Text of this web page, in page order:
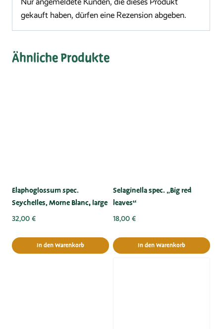
gekauft haben, dürfen eine Rezension abgeben.
Ähnliche Produkte
Elaphoglossum spec.
Seychelles, Morne Blanc, large
32,00 €
In den Warenkorb
Selaginella spec. „Big red
leaves“
18,00 €
In den Warenkorb